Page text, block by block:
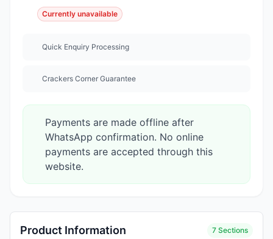
Currently unavailable
Quick Enquiry Processing
Crackers Corner Guarantee
Payments are made offline after
WhatsApp confirmation. No online
payments are accepted through this
website.
Product Information 7 Sections